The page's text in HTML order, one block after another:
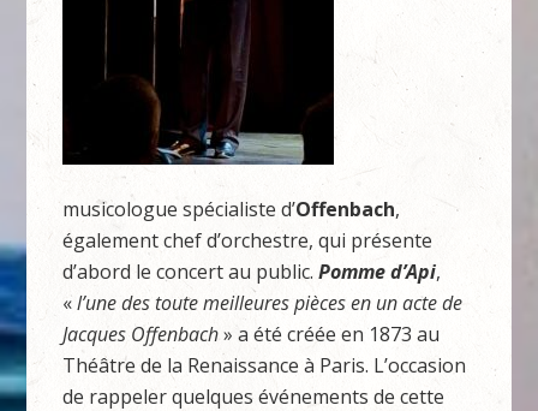
musicologue spécialiste d’Offenbach,
également chef d’orchestre, qui présente
d’abord le concert au public.Pomme d’Api,
«l’une des toute meilleures pièces en un acte de
Jacques Offenbach» a été créée en 1873 au
Théâtre de la Renaissance à Paris. L’occasion
de rappeler quelques événements de cette